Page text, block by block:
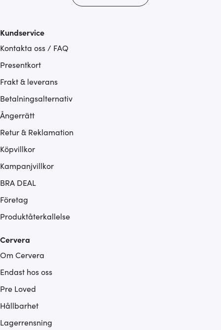
Kundservice
Kontakta oss / FAQ
Presentkort
Frakt & leverans
Betalningsalternativ
Ångerrätt
Retur & Reklamation
Köpvillkor
Kampanjvillkor
BRA DEAL
Företag
Produktåterkallelse
Cervera
Om Cervera
Endast hos oss
Pre Loved
Hållbarhet
Lagerrensning